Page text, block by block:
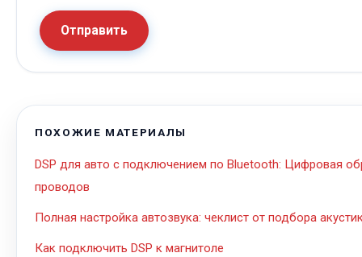
Отправить
ПОХОЖИЕ МАТЕРИАЛЫ
DSP для авто с подключением по Bluetooth: Цифровая
проводов
Полная настройка автозвука: чеклист от подбора
Как подключить DSP к магнитоле